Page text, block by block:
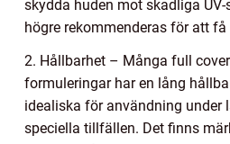
skydda huden mot skadliga UV-
högre rekommenderas för att
2. Hållbarhet – Många full
formuleringar har en lång
idealiska för användning under
speciella tillfällen. Det finns